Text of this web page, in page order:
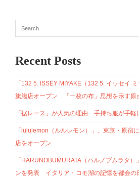
Recent Posts
「132 5. ISSEY MIYAKE（132 5. イッセイ
旗艦店オープン 「一枚の布」思想を示す原
「裾レース」が人気の理由 手持ち服が手軽
「lululemon（ルルレモン）」、東京・原宿
店をオープン
「HARUNOBUMURATA（ハルノブムラタ
ンを発表 イタリア・コモ湖の記憶を都会の